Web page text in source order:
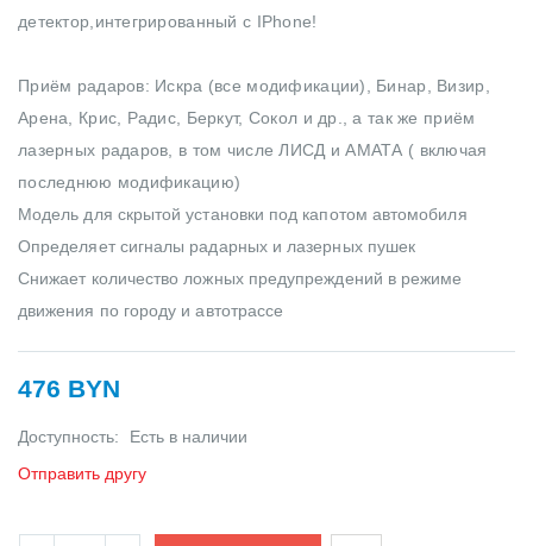
детектор,интегрированный с IPhone!
Приём радаров: Искра (все модификации), Бинар, Визир,
Арена, Крис, Радис, Беркут, Сокол и др., а так же приём
лазерных радаров, в том числе ЛИСД и АМАТА ( включая
последнюю модификацию)
Модель для скрытой установки под капотом автомобиля
Определяет сигналы радарных и лазерных пушек
Снижает количество ложных предупреждений в режиме
движения по городу и автотрассе
476 BYN
Доступность:
Есть в наличии
Отправить другу